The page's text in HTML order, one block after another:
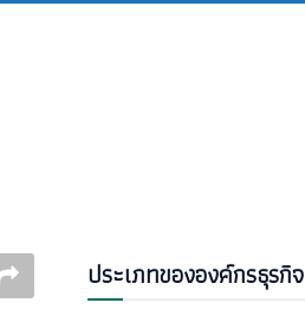
ประเภทขององค์กรธุรกิจ